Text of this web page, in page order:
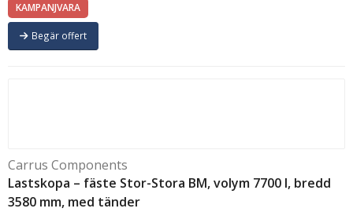
KAMPANJVARA
Begär offert
Carrus Components
Lastskopa – fäste Stor-Stora BM, volym 7700 l, bredd
3580 mm, med tänder